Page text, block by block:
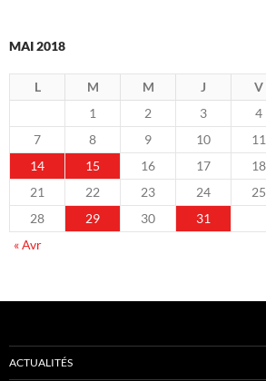
MAI 2018
L M M J V
1
2 3 4
7
8 9 10 11
14
15 16 17 18
21
22 23 24 25
28
29 30
31
« Avr
ACTUALITÉS